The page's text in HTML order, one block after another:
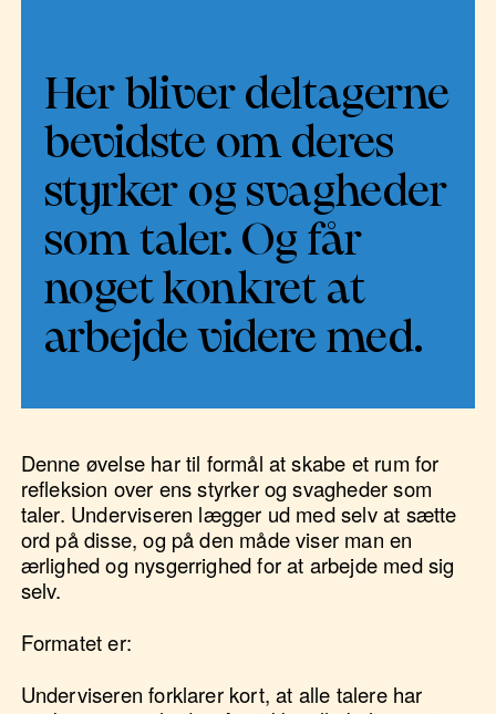
Her bliver deltagerne
bevidste om deres
styrker og svagheder
som taler. Og får
noget konkret at
arbejde videre med.
Denne øvelse har til formål at skabe et rum for
refleksion over ens styrker og svagheder som
taler. Underviseren lægger ud med selv at sætte
ord på disse, og på den måde viser man en
ærlighed og nysgerrighed for at arbejde med sig
selv.
Formatet er:
Underviseren forklarer kort, at alle talere har